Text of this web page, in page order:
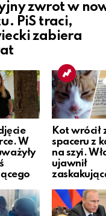
zwrot w
PiS traci,
zabiera
W
Kot wrócił
spaceru z
na szyi.
ujawnił